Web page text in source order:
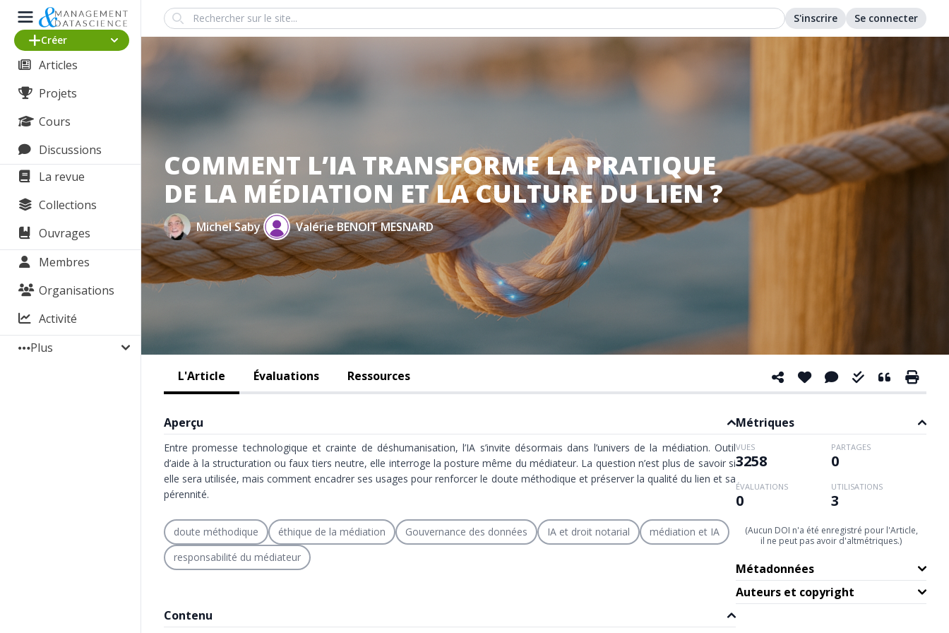
Créer
Articles
Projets
Cours
Discussions
La revue
Collections
Ouvrages
Membres
Organisations
Activité
Plus
Search S'inscrire Se connecter
COMMENT L’IA TRANSFORME LA PRATIQUE
DE LA MÉDIATION ET LA CULTURE DU LIEN ?
Michel Saby Valérie BENOIT MESNARD
L'Article Évaluations Ressources
Aperçu
Entre promesse technologique et crainte de déshumanisation, l’IA s’invite désormais dans l’univers de la médiation. Outil
d’aide à la structuration ou faux tiers neutre, elle interroge la posture même du médiateur. La question n’est plus de savoir si
elle sera utilisée, mais comment encadrer ses usages pour renforcer le doute méthodique et préserver la qualité du lien et sa
pérennité.
doute méthodique éthique de la médiation Gouvernance des données IA et droit notarial
médiation et IA
responsabilité du médiateur
Contenu
Métriques
VUES
3258
PARTAGES
0
ÉVALUATIONS
0
UTILISATIONS
3
(Aucun DOI n'a été enregistré pour l'Article,
il ne peut pas avoir d'altmétriques.)
Métadonnées
Auteurs et copyright